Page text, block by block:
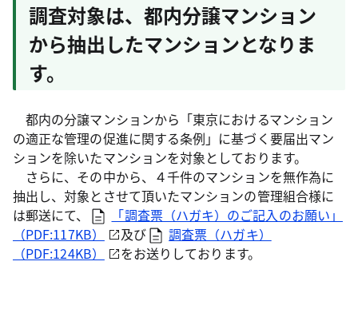
調査対象は、都内分譲マンション
から抽出したマンションとなりま
す。
都内の分譲マンションから「東京におけるマンション
の適正な管理の促進に関する条例」に基づく要届出マン
ションを除いたマンションを対象としております。
さらに、その中から、４千件のマンションを無作為に
抽出し、対象とさせて頂いたマンションの管理組合様に
は郵送にて、
「調査票（ハガキ）のご記入のお願い」
（PDF:117KB）
及び
調査票（ハガキ）
（PDF:124KB）
をお送りしております。